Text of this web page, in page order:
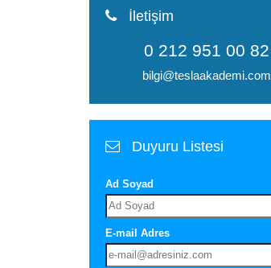
İletişim
0 212 951 00 82
bilgi@teslaakademi.com
Duyuru Listesi
Ad Soyad
E-mail Adres